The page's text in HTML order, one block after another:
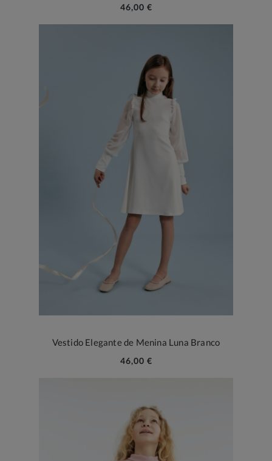
46,00 €
Vestido Elegante de Menina Luna Branco
46,00 €